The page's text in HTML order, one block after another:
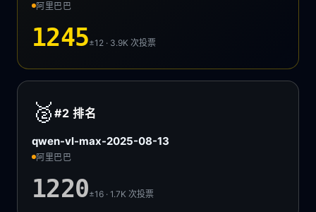
阿里巴巴
1245±12 · 3.9K次投票
🥈 #2排名
qwen-vl-max-2025-08-13
阿里巴巴
1220±16 · 1.7K次投票